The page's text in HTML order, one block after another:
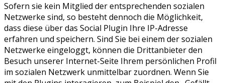
Sofern sie kein Mitglied der entsprechenden sozialen
Netzwerke sind, so besteht dennoch die Möglichkeit,
dass diese über das Social Plugin Ihre IP-Adresse
erfahren und speichern. Sind Sie bei einem der sozialen
Netzwerke eingeloggt, können die Drittanbieter den
Besuch unserer Internet-Seite Ihrem persönlichen Profil
im sozialen Netzwerk unmittelbar zuordnen. Wenn Sie